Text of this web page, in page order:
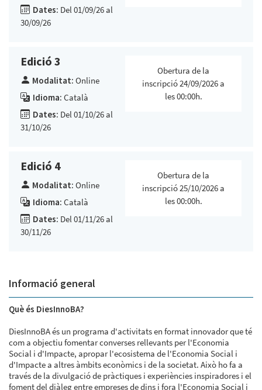
Dates: Del 01/09/26 al
30/09/26
Edició 3
Modalitat: Online
Idioma: Català
Dates: Del 01/10/26 al
31/10/26
Obertura de la
inscripció 24/09/2026 a
les 00:00h.
Edició 4
Modalitat: Online
Idioma: Català
Dates: Del 01/11/26 al
30/11/26
Obertura de la
inscripció 25/10/2026 a
les 00:00h.
Informació general
Què és DiesInnoBA?
DiesInnoBA és un programa d'activitats en format innovador que té
com a objectiu fomentar converses rellevants per l'Economia
Social i d'Impacte, apropar l'ecosistema de l'Economia Social i
d'Impacte a altres àmbits econòmics i de la societat. Això ho fa a
través de la divulgació de pràctiques i experiències inspiradores i el
foment del diàleg entre empreses de dins i fora l'Economia Social i